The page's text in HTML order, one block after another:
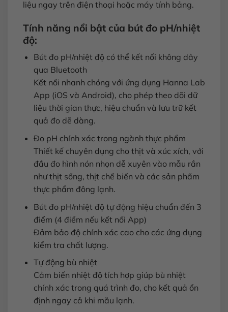
liệu ngay trên điện thoại hoặc máy tính bảng.
Tính năng nổi bật của bút đo pH/nhiệt
độ:
Bút đo pH/nhiệt độ có thể kết nối không dây
qua Bluetooth
Kết nối nhanh chóng với ứng dụng Hanna Lab
App (iOS và Android), cho phép theo dõi dữ
liệu thời gian thực, hiệu chuẩn và lưu trữ kết
quả đo dễ dàng.
Đo pH chính xác trong ngành thực phẩm
Thiết kế chuyên dụng cho thịt và xúc xích, với
đầu đo hình nón nhọn dễ xuyên vào mẫu rắn
như thịt sống, thịt chế biến và các sản phẩm
thực phẩm đông lạnh.
Bút đo pH/nhiệt độ tự động hiệu chuẩn đến 3
điểm (4 điểm nếu kết nối App)
Đảm bảo độ chính xác cao cho các ứng dụng
kiểm tra chất lượng.
Tự động bù nhiệt
Cảm biến nhiệt độ tích hợp giúp bù nhiệt
chính xác trong quá trình đo, cho kết quả ổn
định ngay cả khi mẫu lạnh.